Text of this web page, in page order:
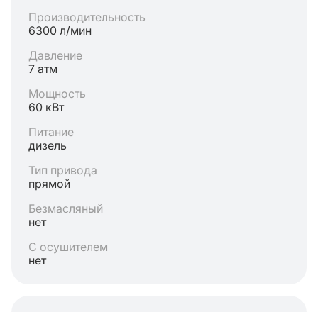
Производительность
6300 л/мин
Давление
7 атм
Мощность
60 кВт
Питание
дизель
Тип привода
прямой
Безмасляный
нет
С осушителем
нет